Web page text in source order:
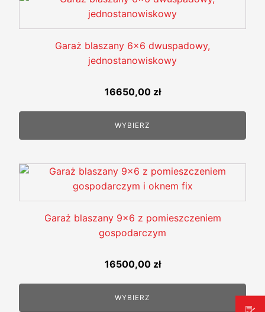
Garaż blaszany 6x6 dwuspadowy,
jednostanowiskowy
16650,00 zł
WYBIERZ
Garaż blaszany 9x6 z pomieszczeniem
gospodarczym
16500,00 zł
WYBIERZ